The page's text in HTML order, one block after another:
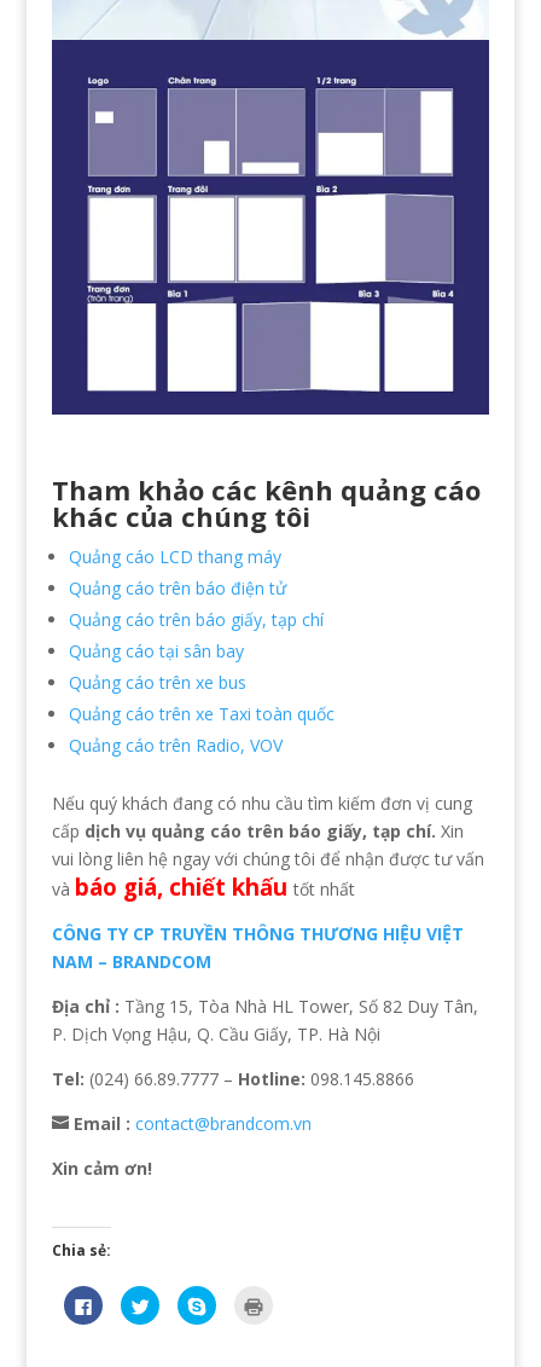
Tham khảo các kênh quảng cáo
khác của chúng tôi
Quảng cáo LCD thang máy
Quảng cáo trên báo điện tử
Quảng cáo trên báo giấy, tạp chí
Quảng cáo tại sân bay
Quảng cáo trên xe bus
Quảng cáo trên xe Taxi toàn quốc
Quảng cáo trên Radio, VOV
Nếu quý khách đang có nhu cầu tìm kiếm đơn vị cung
cấp dịch vụ quảng cáo trên báo giấy, tạp chí. Xin
vui lòng liên hệ ngay với chúng tôi để nhận được tư vấn
và báo giá, chiết khấu tốt nhất
CÔNG TY CP TRUYỀN THÔNG THƯƠNG HIỆU VIỆT
NAM – BRANDCOM
Địa chỉ : Tầng 15, Tòa Nhà HL Tower, Số 82 Duy Tân,
P. Dịch Vọng Hậu, Q. Cầu Giấy, TP. Hà Nội
Tel: (024) 66.89.7777 – Hotline: 098.145.8866
Email : contact@brandcom.vn
Xin cảm ơn!
Chia sẻ:
N
h
B
ấ
C
l